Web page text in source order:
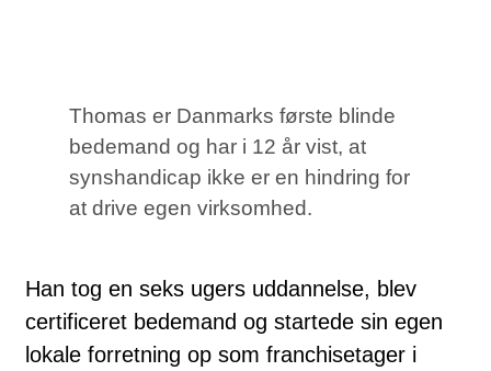
Thomas er Danmarks første blinde
bedemand og har i 12 år vist, at
synshandicap ikke er en hindring for
at drive egen virksomhed.
Han tog en seks ugers uddannelse, blev
certificeret bedemand og startede sin egen
lokale forretning op som franchisetager i